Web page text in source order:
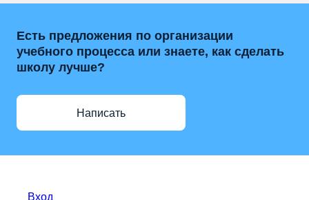
Есть предложения по организации
учебного процесса или знаете, как сделать
школу лучше?
Написать
Вход